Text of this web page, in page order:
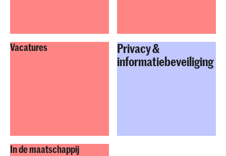
Vacatures
Privacy &
informatiebeveiliging
In de maatschappij